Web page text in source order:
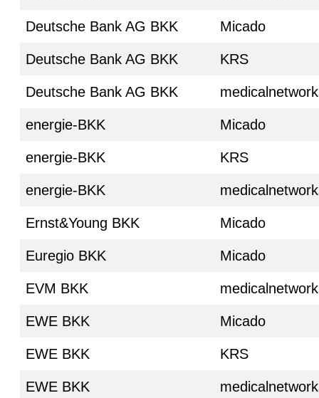
Deutsche Bank AG BKK Micado
Deutsche Bank AG BKK KRS
Deutsche Bank AG BKK
energie-BKK Micado
energie-BKK KRS
energie-BKK
Ernst&Young BKK Micado
Euregio BKK Micado
EVM BKK
EWE BKK Micado
EWE BKK KRS
EWE BKK